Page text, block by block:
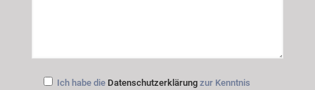
Ich habe die Datenschutzerklärung zur Kenntnis